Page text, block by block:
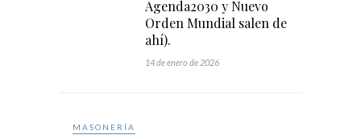
Agenda2030 y Nuevo
Orden Mundial salen de
ahí).
14 de enero de 2026
MASONERÍA